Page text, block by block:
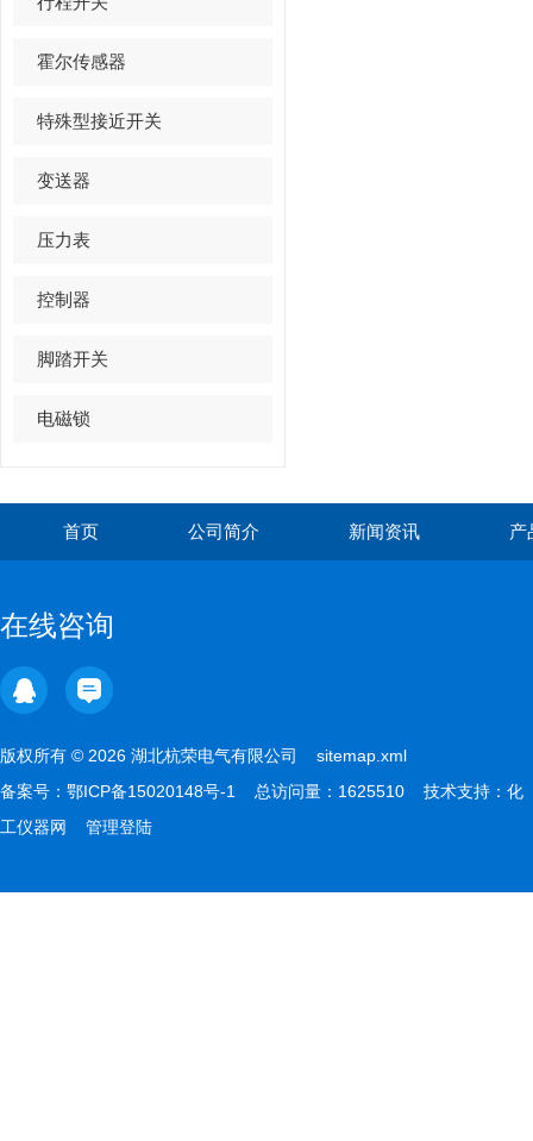
霍尔传感器
特殊型接近开关
变送器
压力表
控制器
脚踏开关
电磁锁
首页 公司简介 新闻资讯 产
在线咨询
版权所有 © 2026 湖北杭荣电气有限公司 sitemap.xml
备案号： 鄂ICP备15020148号-1 总访问量：1625510 技术支持： 化
工仪器网
管理登陆